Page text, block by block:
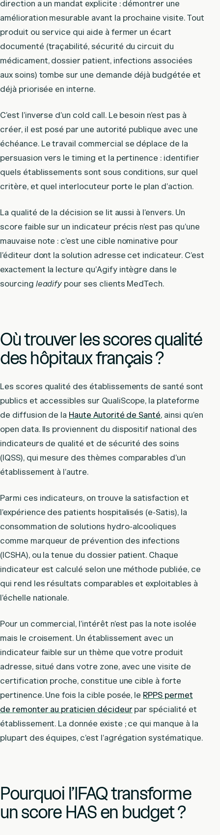
direction a un mandat explicite : démontrer une
amélioration mesurable avant la prochaine visite. Tout
produit ou service qui aide à fermer un écart
documenté (traçabilité, sécurité du circuit du
médicament, dossier patient, infections associées
aux soins) tombe sur une demande déjà budgétée et
déjà priorisée en interne.
C’est l’inverse d’un cold call. Le besoin n’est pas à
créer, il est posé par une autorité publique avec une
échéance. Le travail commercial se déplace de la
persuasion vers le timing et la pertinence : identifier
quels établissements sont sous conditions, sur quel
critère, et quel interlocuteur porte le plan d’action.
La qualité de la décision se lit aussi à l’envers. Un
score faible sur un indicateur précis n’est pas qu’une
mauvaise note : c’est une cible nominative pour
l’éditeur dont la solution adresse cet indicateur. C’est
exactement la lecture qu’Agify intègre dans le
sourcing leadify pour ses clients MedTech.
Où trouver les scores qualité
des hôpitaux français ?
Les scores qualité des établissements de santé sont
publics et accessibles sur QualiScope, la plateforme
de diffusion de la Haute Autorité de Santé, ainsi qu’en
open data. Ils proviennent du dispositif national des
indicateurs de qualité et de sécurité des soins
(IQSS), qui mesure des thèmes comparables d’un
établissement à l’autre.
Parmi ces indicateurs, on trouve la satisfaction et
l’expérience des patients hospitalisés (e-Satis), la
consommation de solutions hydro-alcooliques
comme marqueur de prévention des infections
(ICSHA), ou la tenue du dossier patient. Chaque
indicateur est calculé selon une méthode publiée, ce
qui rend les résultats comparables et exploitables à
l’échelle nationale.
Pour un commercial, l’intérêt n’est pas la note isolée
mais le croisement. Un établissement avec un
indicateur faible sur un thème que votre produit
adresse, situé dans votre zone, avec une visite de
certification proche, constitue une cible à forte
pertinence. Une fois la cible posée, le RPPS permet
de remonter au praticien décideur par spécialité et
établissement. La donnée existe ; ce qui manque à la
plupart des équipes, c’est l’agrégation systématique.
Pourquoi l’IFAQ transforme
un score HAS en budget ?